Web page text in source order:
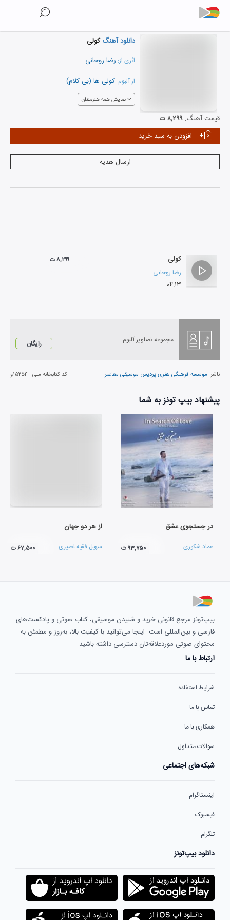
دانلود آهنگکولی
اثری از: رضا روحانی
از آلبوم: کولی ها (بی کلام)
نمایش همه هنرمندان
قیمت آهنگ: ۸,۲۹۹ ت
افزودن به سبد خرید
ارسال هدیه
کولی
رضا روحانی
۰۴:۱۳
۸,۲۹۹ ت
مجموعه تصاویر آلبوم رایگان
ناشر :موسسه فرهنگی هنری پردیس موسیقی معاصر کد کتابخانه ملی: ۱۵۲۵۴و
پیشنهاد بیپ تونز به شما
در جستجوی عشق
عماد شکوری ۹۳,۷۵۰ ت
از هر دو جهان
سهیل فقیه نصیری ۶۷,۵۰۰ ت
بیپ‌تونز مرجع قانونی خرید و شنیدن موسیقی، کتاب صوتی و پادکست‌های
فارسی و بین‌المللی است. اینجا می‌توانید با کیفیت بالا، به‌روز و مطمئن به
محتوای صوتی موردعلاقه‌تان دسترسی داشته باشید.
ارتباط با ما
شرایط استفاده
تماس با ما
همکاری با ما
سوالات متداول
شبکه‌های اجتماعی
اینستاگرام
فیسبوک
تلگرام
دانلود بیپ‌تونز